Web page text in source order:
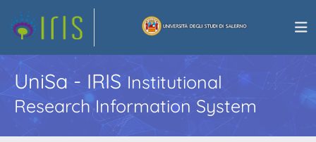
UniSa - IRISInstitutional
Research Information System